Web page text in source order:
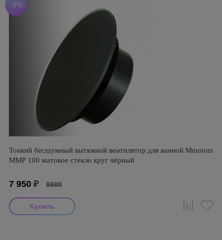
-8%
Тонкий бесшумный вытяжной вентилятор для ванной Mmotors
ММР 100 матовое стекло круг чёрный
7 950 ₽ 8600